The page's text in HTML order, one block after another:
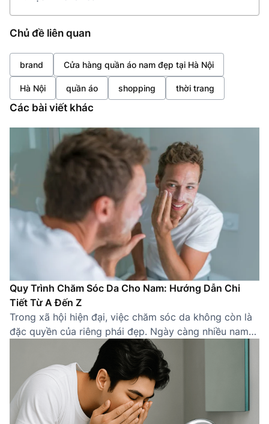
Chủ đề liên quan
brand Cửa hàng quần áo nam đẹp tại Hà Nội
Hà Nội quần áo shopping thời trang
Các bài viết khác
Quy Trình Chăm Sóc Da Cho Nam: Hướng Dẫn Chi
Tiết Từ A Đến Z
Trong xã hội hiện đại, việc chăm sóc da không còn là
đặc quyền của riêng phái đẹp. Ngày càng nhiều nam
giới nhận thức được tầm quan trọng của việc sở hữu
một làn da khỏe mạnh, sạch sẽ. Một quy trình chăm
sóc da cho nam đúng cách không chỉ giúp cải thiện
[…]